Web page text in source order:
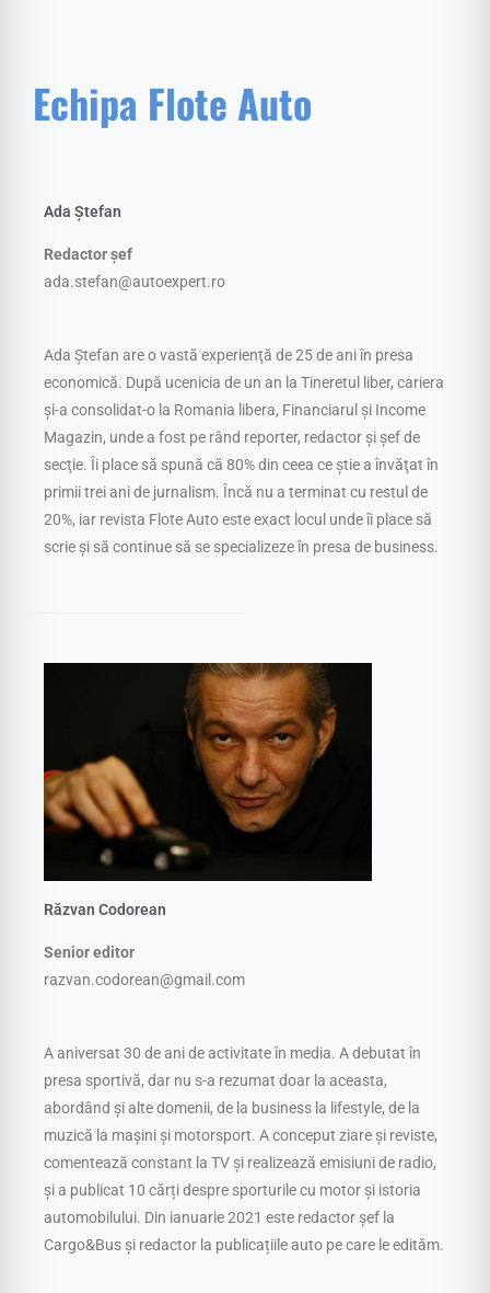
Echipa Flote Auto
Ada Ștefan
Redactor șef
ada.stefan@autoexpert.ro
Ada Ştefan are o vastă experienţă de 25 de ani în presa
economică. După ucenicia de un an la Tineretul liber, cariera
şi-a consolidat-o la Romania libera, Financiarul şi Income
Magazin, unde a fost pe rând reporter, redactor şi şef de
secţie. Îi place să spună că 80% din ceea ce ştie a învăţat în
primii trei ani de jurnalism. Încă nu a terminat cu restul de
20%, iar revista Flote Auto este exact locul unde îi place să
scrie şi să continue să se specializeze în presa de business.
Răzvan Codorean
Senior editor
razvan.codorean@gmail.com
A aniversat 30 de ani de activitate în media. A debutat în
presa sportivă, dar nu s-a rezumat doar la aceasta,
abordând și alte domenii, de la business la lifestyle, de la
muzică la mașini și motorsport. A conceput ziare și reviste,
comentează constant la TV și realizează emisiuni de radio,
și a publicat 10 cărți despre sporturile cu motor și istoria
automobilului. Din ianuarie 2021 este redactor șef la
Cargo&Bus și redactor la publicațiile auto pe care le edităm.